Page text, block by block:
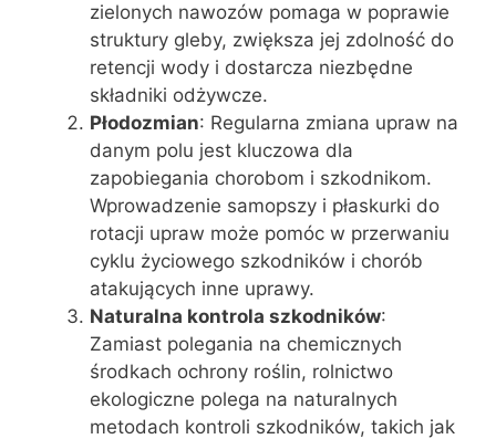
zielonych nawozów pomaga w poprawie
struktury gleby, zwiększa jej zdolność do
retencji wody i dostarcza niezbędne
składniki odżywcze.
Płodozmian: Regularna zmiana upraw na
danym polu jest kluczowa dla
zapobiegania chorobom i szkodnikom.
Wprowadzenie samopszy i płaskurki do
rotacji upraw może pomóc w przerwaniu
cyklu życiowego szkodników i chorób
atakujących inne uprawy.
Naturalna kontrola szkodników:
Zamiast polegania na chemicznych
środkach ochrony roślin, rolnictwo
ekologiczne polega na naturalnych
metodach kontroli szkodników, takich jak